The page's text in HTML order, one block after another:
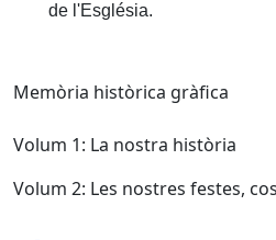
de l'Església.
Memòria històrica gràfica
Volum 1: La nostra història
Volum 2: Les nostres festes,